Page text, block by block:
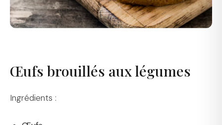
Œufs brouillés aux légumes
Ingrédients :